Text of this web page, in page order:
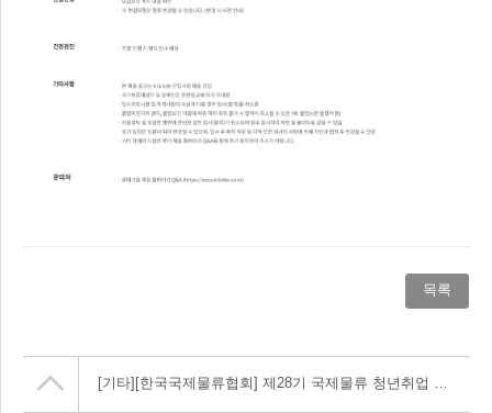
목록
[기타] [한국국제물류협회] 제28기 국제물류 청년취업 아카데미 안내